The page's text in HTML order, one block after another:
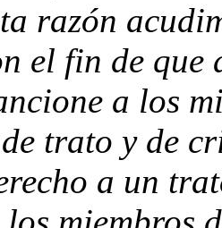
razón
el fin de que
a los
trato y de
a un